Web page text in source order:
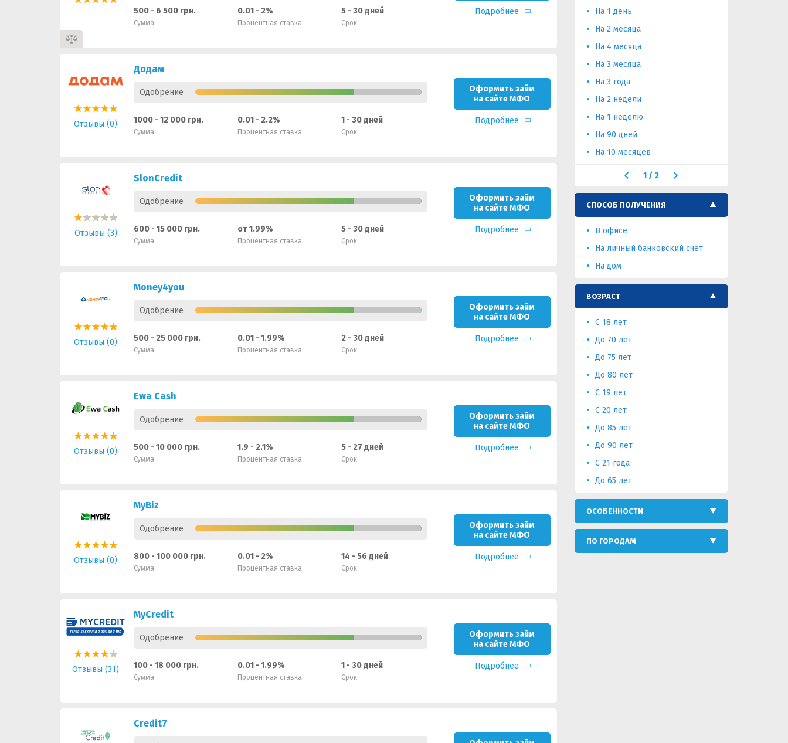
500 - 6 500 грн.
Сумма
0.01 - 2%
Процентная ставка
5 - 30 дней
Срок
Подробнее
Отзывы (0)
Додам
Одобрение
1000 - 12 000 грн.
Сумма
0.01 - 2.2%
Процентная ставка
1 - 30 дней
Срок
Оформить займ
на сайте МФО
Подробнее
Отзывы (3)
SlonCredit
Одобрение
600 - 15 000 грн.
Сумма
от 1.99%
Процентная ставка
5 - 30 дней
Срок
Оформить займ
на сайте МФО
Подробнее
Отзывы (0)
Money4you
Одобрение
500 - 25 000 грн.
Сумма
0.01 - 1.99%
Процентная ставка
2 - 30 дней
Срок
Оформить займ
на сайте МФО
Подробнее
Отзывы (0)
Ewa Cash
Одобрение
500 - 10 000 грн.
Сумма
1.9 - 2.1%
Процентная ставка
5 - 27 дней
Срок
Оформить займ
на сайте МФО
Подробнее
Отзывы (0)
MyBiz
Одобрение
800 - 100 000 грн.
Сумма
0.01 - 2%
Процентная ставка
14 - 56 дней
Срок
Оформить займ
на сайте МФО
Подробнее
Отзывы (31)
MyCredit
Одобрение
100 - 18 000 грн.
Сумма
0.01 - 1.99%
Процентная ставка
1 - 30 дней
Срок
Оформить займ
на сайте МФО
Подробнее
Credit7
На 1 день
На 2 месяца
На 4 месяца
На 3 месяца
На 3 года
На 2 недели
На 1 неделю
На 90 дней
На 10 месяцев
1 / 2
СПОСОБ ПОЛУЧЕНИЯ
В офисе
На личный банковский счёт
На дом
ВОЗРАСТ
C 18 лет
До 70 лет
До 75 лет
До 80 лет
С 19 лет
С 20 лет
До 85 лет
До 90 лет
С 21 года
До 65 лет
ОСОБЕННОСТИ
ПО ГОРОДАМ